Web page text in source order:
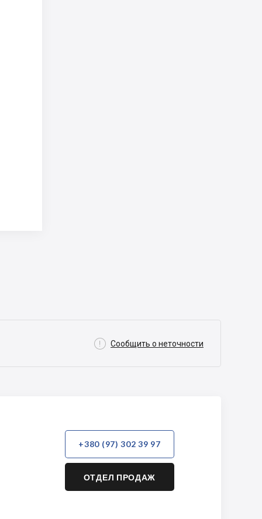
 Сообщить о неточности
+380 (97) 302 39 97
ОТДЕЛ ПРОДАЖ